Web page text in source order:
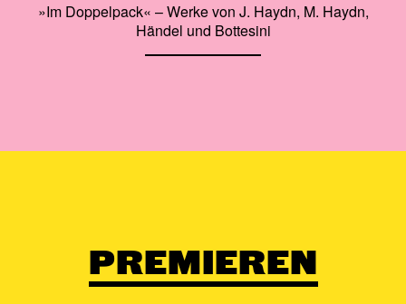
»Im Doppelpack« – Werke von J. Haydn, M. Haydn,
Händel und Bottesini
PREMIEREN